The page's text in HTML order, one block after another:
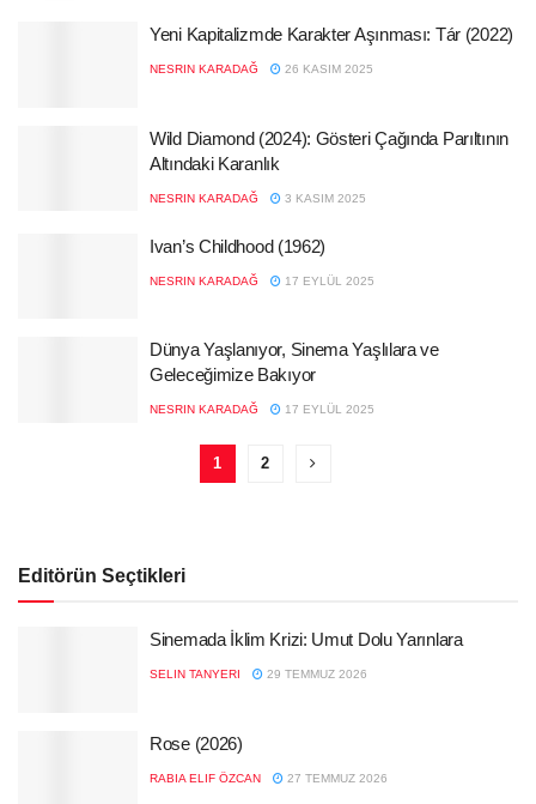
Yeni Kapitalizmde Karakter Aşınması: Tár (2022)
NESRIN KARADAĞ 26 KASIM 2025
Wild Diamond (2024): Gösteri Çağında Parıltının
Altındaki Karanlık
NESRIN KARADAĞ 3 KASIM 2025
Ivan’s Childhood (1962)
NESRIN KARADAĞ 17 EYLÜL 2025
Dünya Yaşlanıyor, Sinema Yaşlılara ve
Geleceğimize Bakıyor
NESRIN KARADAĞ 17 EYLÜL 2025
1 2
Editörün Seçtikleri
Sinemada İklim Krizi: Umut Dolu Yarınlara
SELIN TANYERI 29 TEMMUZ 2026
Rose (2026)
RABIA ELIF ÖZCAN 27 TEMMUZ 2026